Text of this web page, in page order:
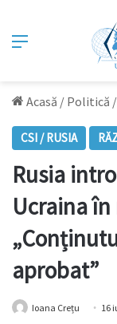
Meniu
Acasă / Politică /
CSI / RUSIA
Rusia
Ucraina
aprobat”
Ioana Crețu 16